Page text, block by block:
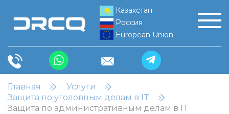
Казахстан
Россия
European Union
Главная
Услуги
Защита по уголовным делам в IT
Защита по административным делам в IT